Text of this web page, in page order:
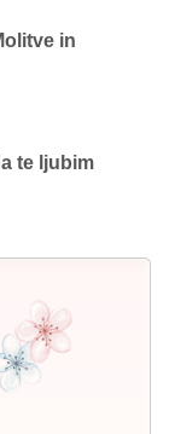
in
te ljubim